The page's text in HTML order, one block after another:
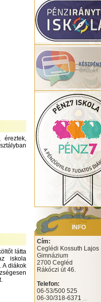
éreztek,
látta
iskola
A diákok
INFO
Cím:
Ceglédi Kossuth Lajos
Gimnázium
2700 Cegléd
Rákóczi út 46.
Telefon:
06-53/500 525
06-30/318-6371